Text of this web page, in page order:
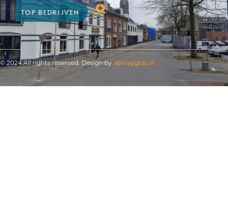
TOP BEDRIJVEN
© 2024 All rights reserved. Design by Venraygids.nl